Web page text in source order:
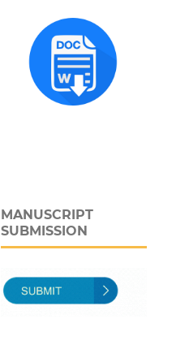
MANUSCRIPT
SUBMISSION